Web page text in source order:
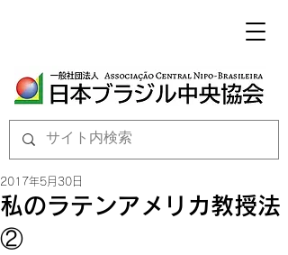
私のラテンアメリカ教授法
②
2017年5月30日